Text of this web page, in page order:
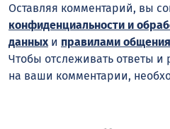
Оставляя комментарий, вы
конфиденциальности и
данных и правилами общения
Чтобы отслеживать ответы и
на ваши комментарии,